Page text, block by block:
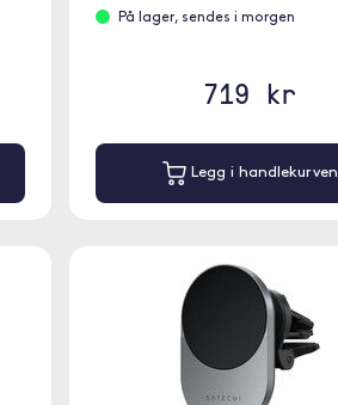
På lager, sendes i morgen
719 kr
Legg i handlekurven